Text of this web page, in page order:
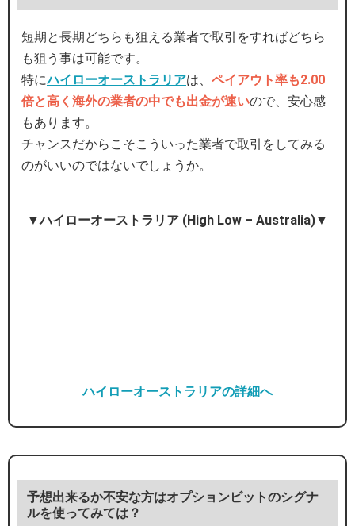
短期と長期どちらも狙える業者で取引をすればどちら
も狙う事は可能です。
特にハイローオーストラリアは、 ペイアウト率も2.00
倍と高く海外の業者の中でも出金が速いので、安心感
もあります。
チャンスだからこそこういった業者で取引をしてみる
のがいいのではないでしょうか。
▼ハイローオーストラリア (High Low – Australia)▼
ハイローオーストラリアの詳細へ
予想出来るか不安な方はオプションビットのシグナ
ルを使ってみては？